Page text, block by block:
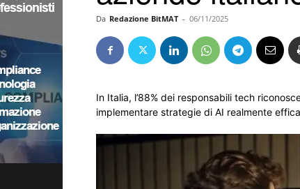
Da Redazione BitMAT - 06/11/2025
In Italia, l’88% dei responsabili tech
implementare strategie di AI realmente